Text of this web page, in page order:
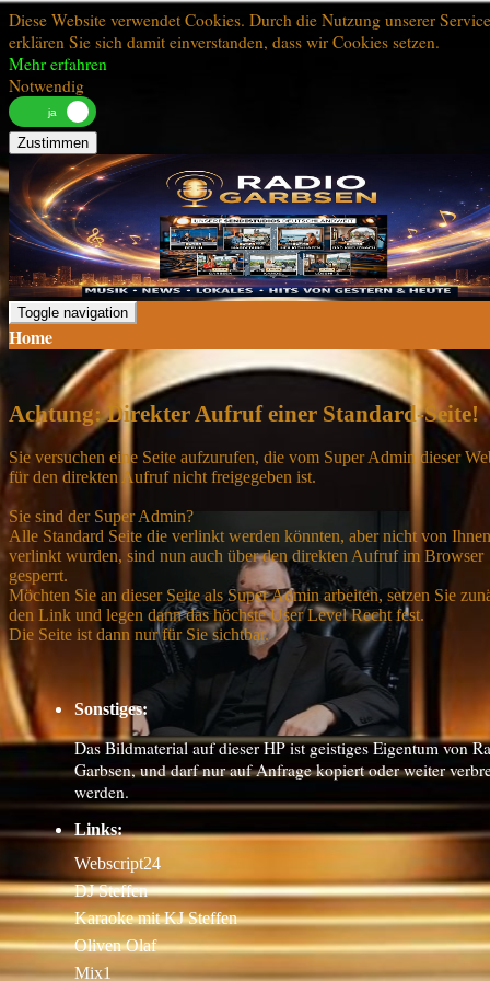
Diese Website verwendet Cookies. Durch die Nutzung unserer
erklären Sie sich damit einverstanden, dass wir Cookies setzen.
Mehr erfahren
Notwendig
Zustimmen
Toggle navigation
Home
Achtung: Direkter Aufruf einer Standard-Seite!
Sie versuchen eine Seite aufzurufen, die vom Super Admin dieser
für den direkten Aufruf nicht freigegeben ist.
Sie sind der Super Admin?
Alle Standard Seite die verlinkt werden könnten, aber nicht von Ihnen
verlinkt wurden, sind nun auch über den direkten Aufruf im Browser
gesperrt.
Möchten Sie an dieser Seite als Super Admin arbeiten, setzen Sie
den Link und legen dann das höchste User Level Recht fest.
Die Seite ist dann nur für Sie sichtbar.
Sonstiges:
Das Bildmaterial auf dieser HP ist geistiges Eigentum von
Garbsen, und darf nur auf Anfrage kopiert oder weiter
werden.
Links:
Webscript24
DJ Steffen
Karaoke mit KJ Steffen
Oliven Olaf
Mix1